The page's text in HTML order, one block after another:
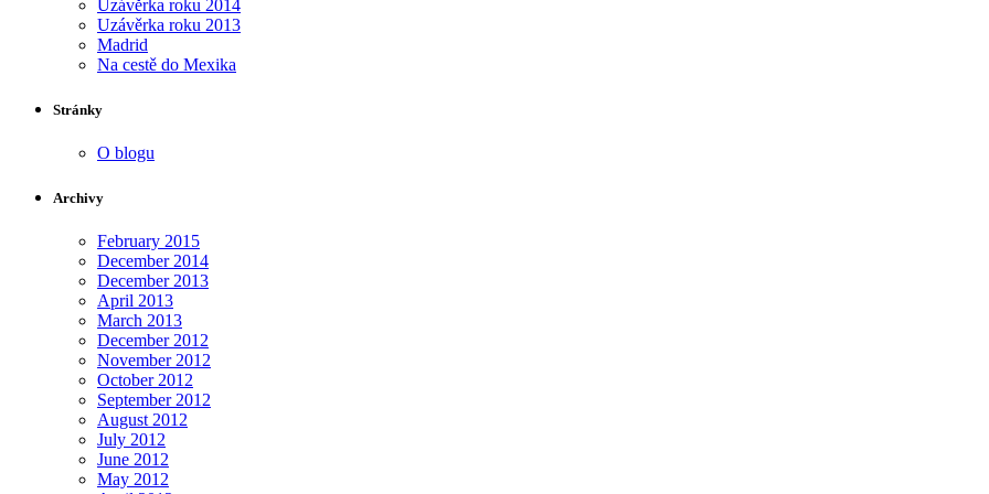
Uzávěrka roku 2014
Uzávěrka roku 2013
Madrid
Na cestě do Mexika
Stránky
O blogu
Archivy
February 2015
December 2014
December 2013
April 2013
March 2013
December 2012
November 2012
October 2012
September 2012
August 2012
July 2012
June 2012
May 2012